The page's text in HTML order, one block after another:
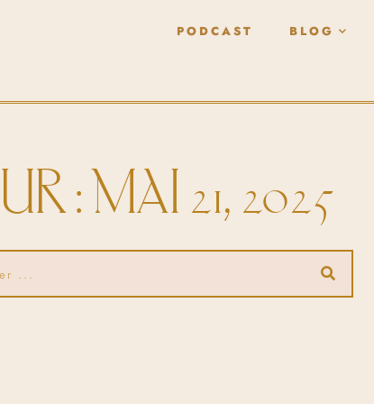
PODCAST BLOG
: MAI 21, 2025